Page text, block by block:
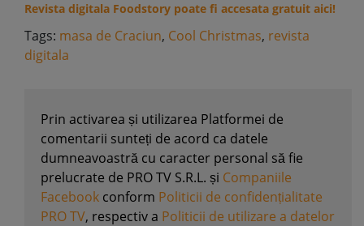
Revista digitala Foodstory poate fi accesata gratuit aici!
Tags: masa de Craciun, Cool Christmas, revista
digitala
Prin activarea și utilizarea Platformei de
comentarii sunteți de acord ca datele
dumneavoastră cu caracter personal să fie
prelucrate de PRO TV S.R.L. și Companiile
Facebook conform Politicii de confidențialitate
PRO TV, respectiv a Politicii de utilizare a datelor